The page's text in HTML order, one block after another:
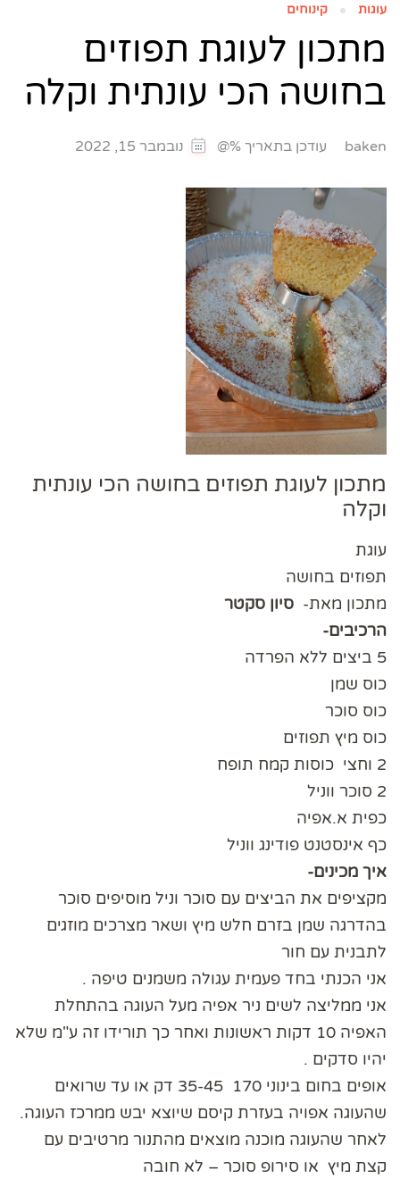
עוגות קינוחים
מתכון לעוגת תפוזים
בחושה הכי עונתית וקלה
baken עודכן בתאריך %@ נובמבר 15, 2022
מתכון לעוגת תפוזים בחושה הכי עונתית
וקלה
עוגת
תפוזים בחושה
מתכון מאת- סיון סקטר
הרכיבים-
5 ביצים ללא הפרדה
כוס שמן
כוס סוכר
כוס מיץ תפוזים
2 וחצי כוסות קמח תופח
2 סוכר ווניל
כפית א.אפיה
כף אינסטנט פודינג ווניל
איך מכינים-
מקציפים את הביצים עם סוכר וניל מוסיפים סוכר
בהדרגה שמן בזרם חלש מיץ ושאר מצרכים מוזגים
לתבנית עם חור
אני הכנתי בחד פעמית עגולה משמנים טיפה .
אני ממליצה לשים ניר אפיה מעל העוגה בהתחלת
האפיה 10 דקות ראשונות ואחר כך תורידו זה ע"מ שלא
יהיו סדקים .
אופים בחום בינוני 170 35-45 דק או עד שרואים
שהעוגה אפויה בעזרת קיסם שיוצא יבש ממרכז העוגה.
לאחר שהעוגה מוכנה מוצאים מהתנור מרטיבים עם
קצת מיץ או סירופ סוכר – לא חובה